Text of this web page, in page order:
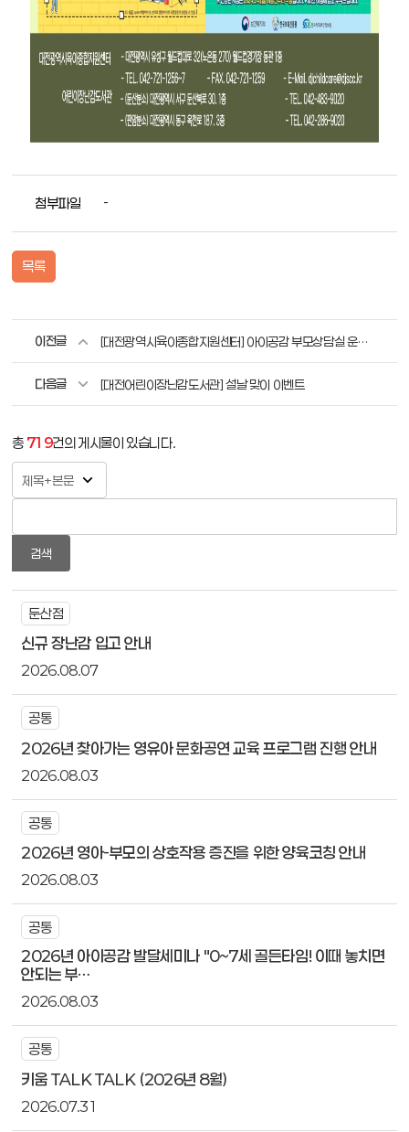
첨부파일 -
목록
이전글 [대전광역시육아종합지원센터] 아이공감 부모상담실 운영 안내
다음글 [대전어린이장난감도서관] 설날 맞이 이벤트
총 719건의 게시물이 있습니다.
검색
둔산점
신규 장난감 입고 안내
2026.08.07
공통
2026년 찾아가는 영유아 문화공연 교육 프로그램 진행 안내
2026.08.03
공통
2026년 영아-부모의 상호작용 증진을 위한 양육코칭 안내
2026.08.03
공통
2026년 아이공감 발달세미나 "0~7세 골든타임! 이때 놓치면
안되는 부…
2026.08.03
공통
키움 TALK TALK (2026년 8월)
2026.07.31